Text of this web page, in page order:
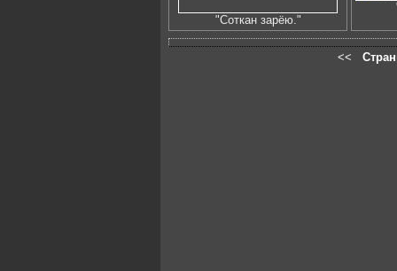
"Соткан зарёю."
<<